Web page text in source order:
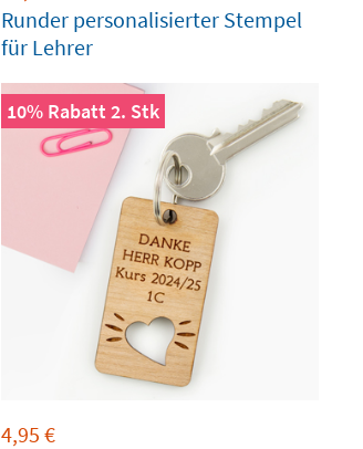
Runder personalisierter Stempel
für Lehrer
10% Rabatt 2. Stk
4,95 €